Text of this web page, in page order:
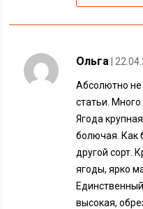
Ольга |
Абсолютно
статьи.
Ягода
болючая. Как
другой сорт.
ягоды, ярко
высокая,